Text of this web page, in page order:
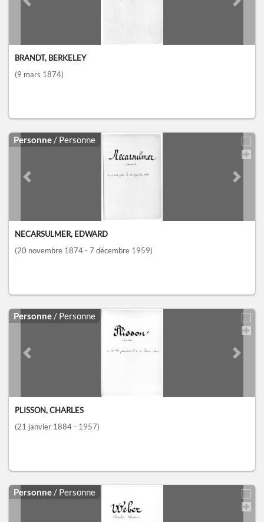
Previous slide Next
BRANDT, BERKELEY
(9 mars 1874)
Personne / Personne
Previous slide Next
NECARSULMER, EDWARD
(20 novembre 1874 - 7 décembre 1959)
Personne / Personne
Previous slide Next
PLISSON, CHARLES
(21 janvier 1884 - 1957)
Personne / Personne